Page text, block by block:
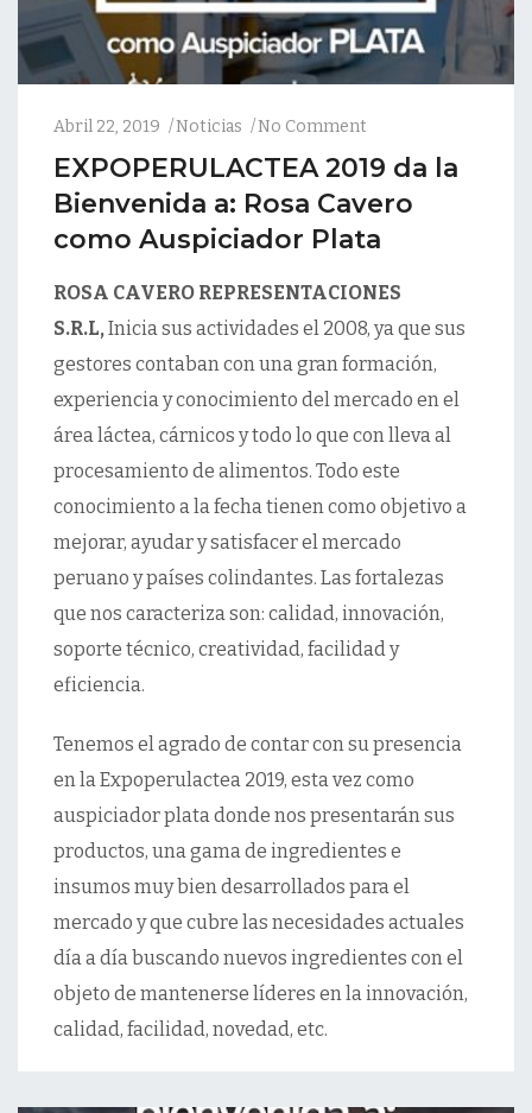
Abril 22, 2019 Noticias No Comment
EXPOPERULACTEA 2019 da la
Bienvenida a: Rosa Cavero
como Auspiciador Plata
ROSA CAVERO REPRESENTACIONES
S.R.L, Inicia sus actividades el 2008, ya que sus
gestores contaban con una gran formación,
experiencia y conocimiento del mercado en el
área láctea, cárnicos y todo lo que con lleva al
procesamiento de alimentos. Todo este
conocimiento a la fecha tienen como objetivo a
mejorar, ayudar y satisfacer el mercado
peruano y países colindantes. Las fortalezas
que nos caracteriza son: calidad, innovación,
soporte técnico, creatividad, facilidad y
eficiencia.
Tenemos el agrado de contar con su presencia
en la Expoperulactea 2019, esta vez como
auspiciador plata donde nos presentarán sus
productos, una gama de ingredientes e
insumos muy bien desarrollados para el
mercado y que cubre las necesidades actuales
día a día buscando nuevos ingredientes con el
objeto de mantenerse líderes en la innovación,
calidad, facilidad, novedad, etc.